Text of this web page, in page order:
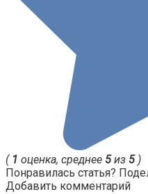
( 1 оценка, среднее 5из 5)
Понравилась статья?
Добавить комментарий